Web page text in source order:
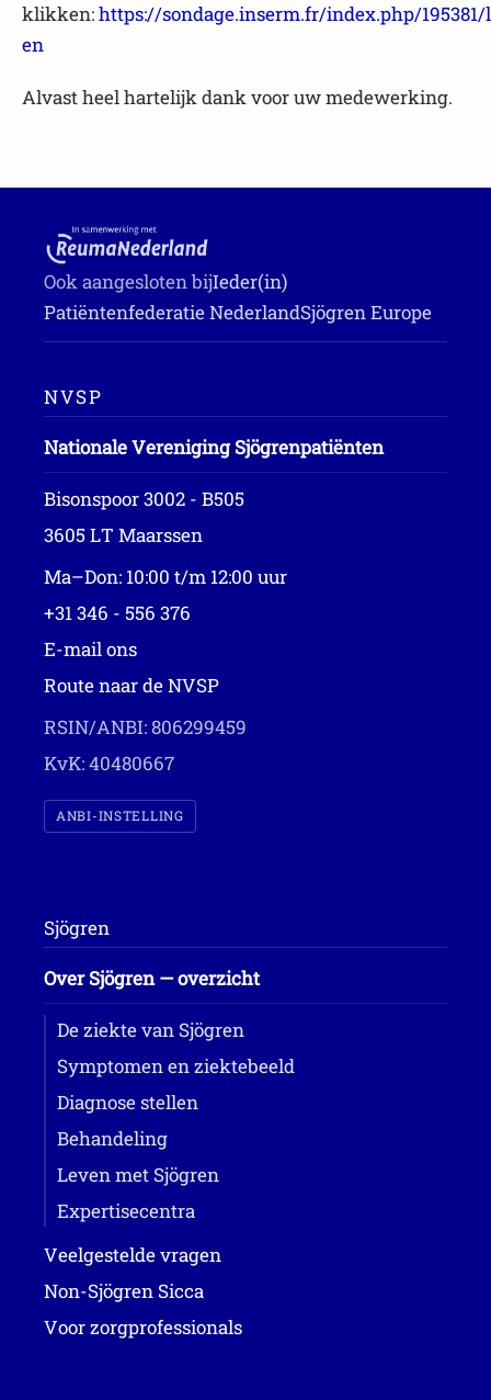
klikken:https://sondage.inserm.fr/index.php/
en
Alvast heel hartelijk dank voor uw medewerking.
Ook aangesloten bijIeder(in)
Patiëntenfederatie NederlandSjögren Europe
NVSP
Nationale Vereniging Sjögrenpatiënten
Bisonspoor 3002 - B505
3605 LT Maarssen
Ma–Don: 10:00 t/m 12:00 uur
+31 346 - 556 376
E-mail ons
Route naar de NVSP
RSIN/ANBI: 806299459
KvK: 40480667
ANBI-INSTELLING
Sjögren
Over Sjögren — overzicht
De ziekte van Sjögren
Symptomen en ziektebeeld
Diagnose stellen
Behandeling
Leven met Sjögren
Expertisecentra
Veelgestelde vragen
Non-Sjögren Sicca
Voor zorgprofessionals